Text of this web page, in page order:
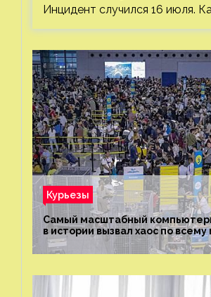
Инцидент случился 16 июля.
Курьезы
Самый масштабный
в истории вызвал хаос по
было?